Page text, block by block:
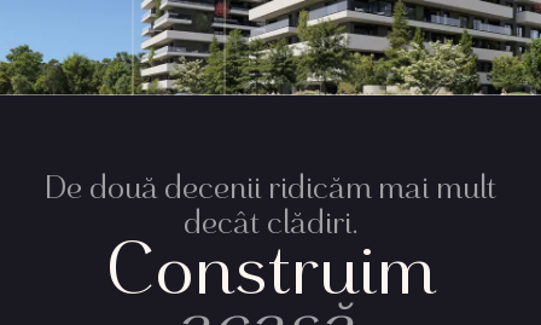
De două decenii ridicăm mai mult
decât clădiri.
Construim